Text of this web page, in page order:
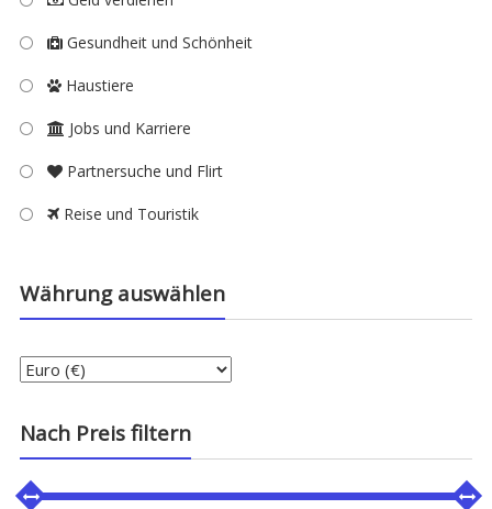
Gesundheit und Schönheit
Haustiere
Jobs und Karriere
Partnersuche und Flirt
Reise und Touristik
Währung auswählen
Nach Preis filtern